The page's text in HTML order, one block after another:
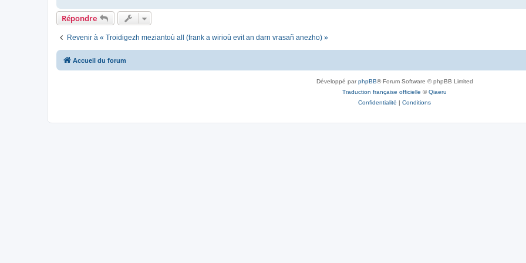
Répondre
Revenir à « Troidigezh meziantoù all (frank a wirioù evit an darn vrasañ anezho) »
Accueil du forum
Développé parphpBB® Forum Software © phpBB Limited
Traduction française officielle ©Qiaeru
Confidentialité | Conditions